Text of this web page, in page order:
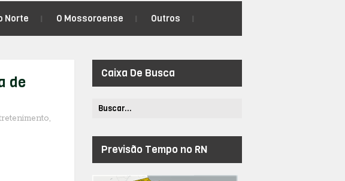
Norte O Mossoroense Outros
de
,
Caixa De Busca
Previsão Tempo no RN